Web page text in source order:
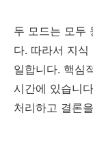
두 모드는 모두
다. 따라서 지
일합니다. 핵심
시간에 있습니
처리하고 결론